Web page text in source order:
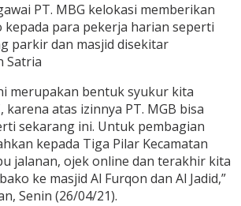
PT. MBG kelokasi memberikan
kepada para pekerja harian seperti
parkir dan masjid disekitar
Satria
merupakan bentuk syukur kita
karena atas izinnya PT. MGB bisa
sekarang ini. Untuk pembagian
kepada Tiga Pilar Kecamatan
jalanan, ojek online dan terakhir kita
ke masjid Al Furqon dan Al Jadid,”
Senin (26/04/21).